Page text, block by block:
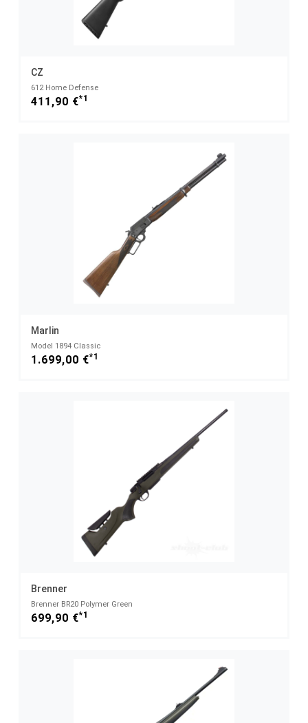
CZ
612 Home Defense
411,90 €*1
Marlin
Model 1894 Classic
1.699,00 €*1
Brenner
Brenner BR20 Polymer Green
699,90 €*1